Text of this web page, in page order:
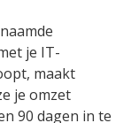
je IT-
maakt
je omzet
90 dagen in te